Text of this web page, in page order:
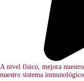
A nivel físico, mejora
nuestro sistema